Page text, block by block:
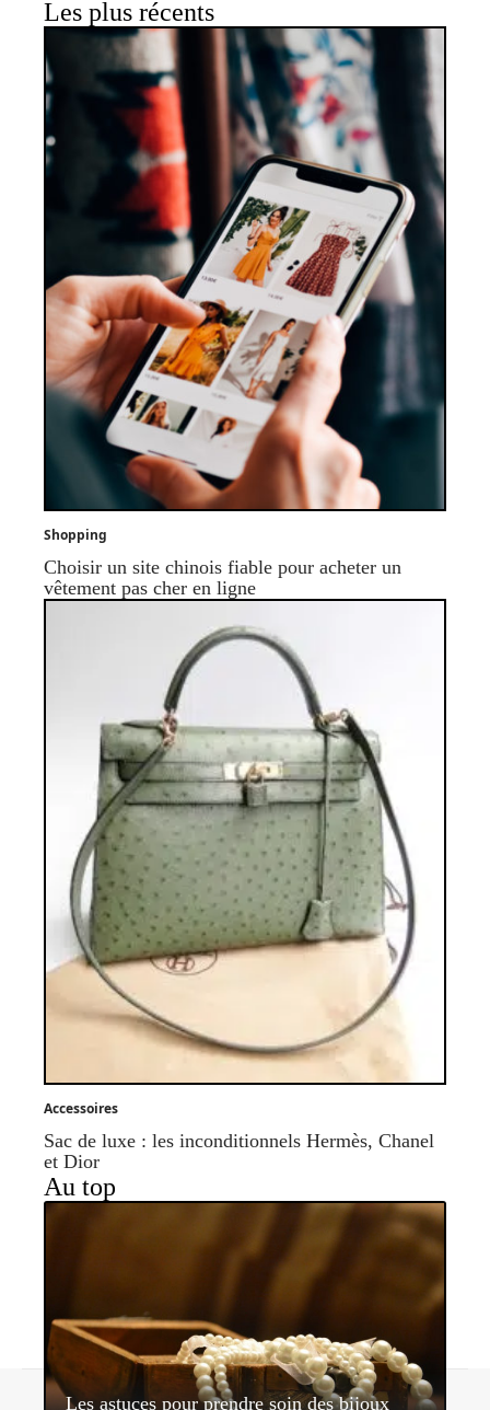
Les plus récents
Shopping
Choisir un site chinois fiable pour acheter un
vêtement pas cher en ligne
Accessoires
Sac de luxe : les inconditionnels Hermès, Chanel
et Dior
Au top
Les astuces pour prendre soin des bijoux
Contact Mentions légales Sitemap